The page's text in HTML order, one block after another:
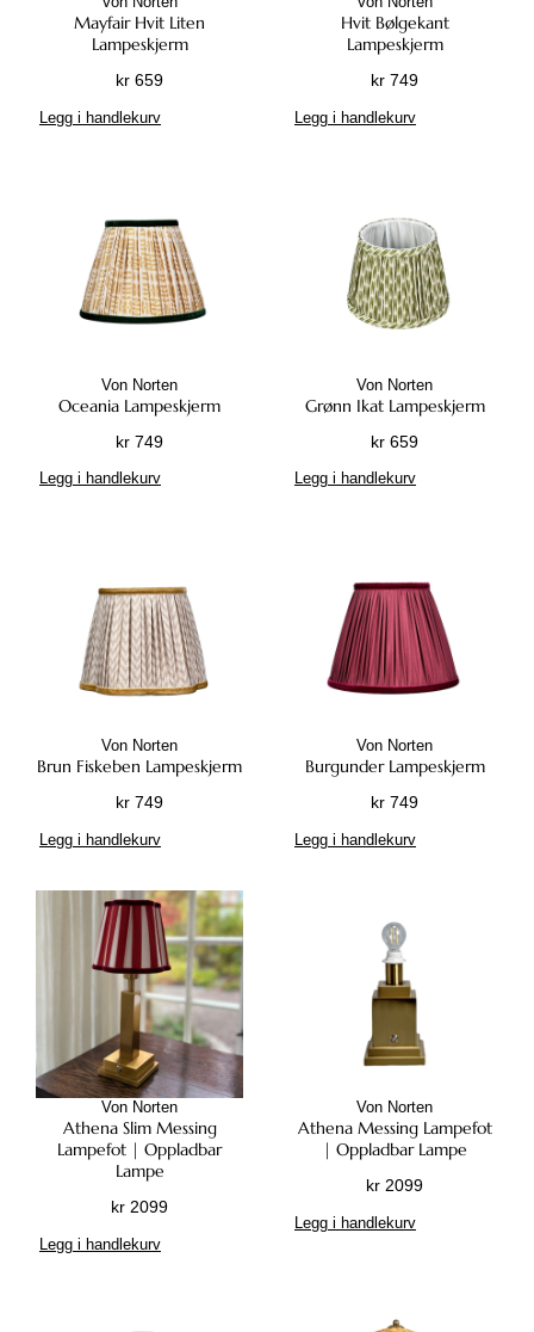
Mayfair Hvit Liten
Lampeskjerm
kr 659
Legg i handlekurv
Hvit Bølgekant
Lampeskjerm
kr 749
Legg i handlekurv
Von Norten
Oceania Lampeskjerm
kr 749
Legg i handlekurv
Von Norten
Grønn Ikat Lampeskjerm
kr 659
Legg i handlekurv
Von Norten
Brun Fiskeben Lampeskjerm
kr 749
Legg i handlekurv
Von Norten
Burgunder Lampeskjerm
kr 749
Legg i handlekurv
Von Norten
Athena Slim Messing
Lampefot | Oppladbar
Lampe
kr 2099
Legg i handlekurv
Von Norten
Athena Messing Lampefot
| Oppladbar Lampe
kr 2099
Legg i handlekurv